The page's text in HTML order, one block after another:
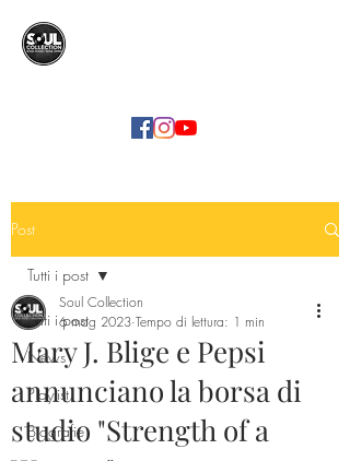
Post
Tutti i post
News
Playlist
Biografie
Tutti i post
Mary J. Blige e Pepsi
annunciano la borsa di
studio "Strength of a
Soul Collection
6 mag 2023 Tempo di lettura: 1 min